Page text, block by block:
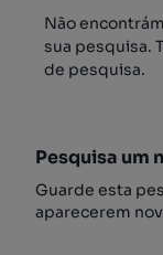
Não
sua pesquisa.
de pesquisa.
Pesquisa um
Guarde esta
aparecerem